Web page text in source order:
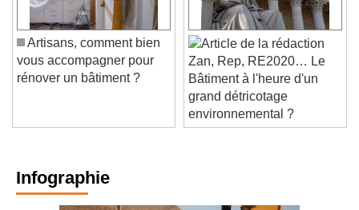
Artisans, comment bien
vous accompagner pour
rénover un bâtiment ?
Zan, Rep, RE2020… Le
Bâtiment à l'heure d'un
grand détricotage
environnemental ?
Infographie